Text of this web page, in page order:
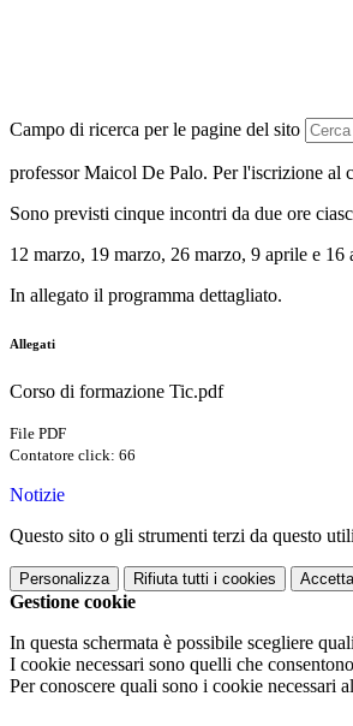
Campo di ricerca per le pagine del sito
professor Maicol De Palo. Per l'iscrizione al
Sono previsti cinque incontri da due ore
12 marzo, 19 marzo, 26 marzo, 9 aprile e
In allegato il programma dettagliato.
Allegati
Corso di formazione Tic.pdf
File PDF
Contatore click: 66
Notizie
Questo sito o gli strumenti terzi da questo
Personalizza Rifiuta tutti i cookies
Gestione cookie
In questa schermata è possibile scegliere
I cookie necessari sono quelli che
Per conoscere quali sono i cookie necessari